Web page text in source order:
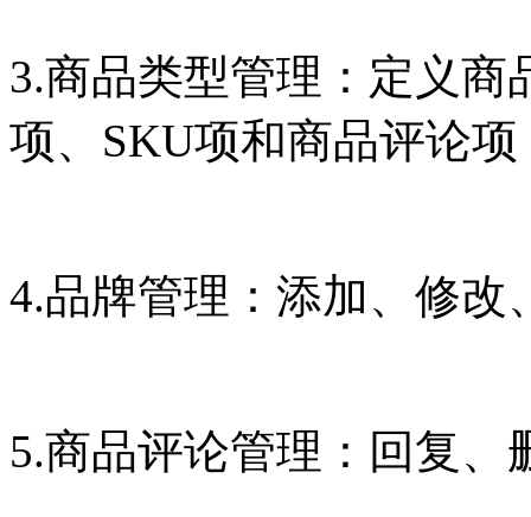
3.商品类型管理：定义商
项、SKU项和商品评
4.品牌管理：添加、修
5.商品评论管理：回